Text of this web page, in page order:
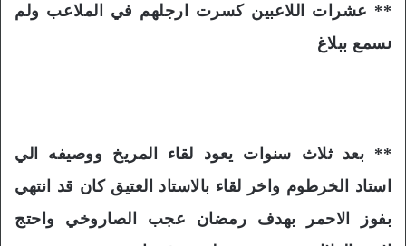
** عشرات اللاعبين كسرت ارجلهم في الملاعب ولم
نسمع ببلاغ
** بعد ثلاث سنوات يعود لقاء المريخ ووصيفه الي
استاد الخرطوم واخر لقاء بالاستاد العتيق كان قد انتهي
بفوز الاحمر بهدف رمضان عجب الصاروخي واحتج